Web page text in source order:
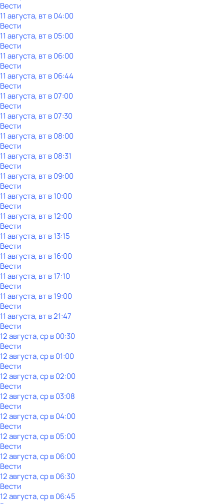
Вести
11 августа, вт в 04:00
Вести
11 августа, вт в 05:00
Вести
11 августа, вт в 06:00
Вести
11 августа, вт в 06:44
Вести
11 августа, вт в 07:00
Вести
11 августа, вт в 07:30
Вести
11 августа, вт в 08:00
Вести
11 августа, вт в 08:31
Вести
11 августа, вт в 09:00
Вести
11 августа, вт в 10:00
Вести
11 августа, вт в 12:00
Вести
11 августа, вт в 13:15
Вести
11 августа, вт в 16:00
Вести
11 августа, вт в 17:10
Вести
11 августа, вт в 19:00
Вести
11 августа, вт в 21:47
Вести
12 августа, ср в 00:30
Вести
12 августа, ср в 01:00
Вести
12 августа, ср в 02:00
Вести
12 августа, ср в 03:08
Вести
12 августа, ср в 04:00
Вести
12 августа, ср в 05:00
Вести
12 августа, ср в 06:00
Вести
12 августа, ср в 06:30
Вести
12 августа, ср в 06:45